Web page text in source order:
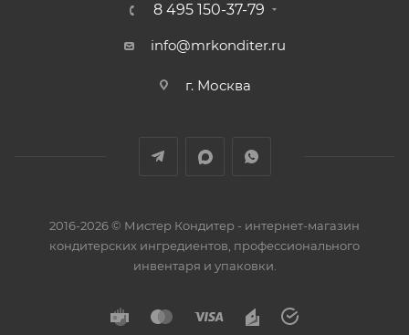
8 495 150-37-79
info@mrkonditer.ru
г. Москва
2016-2026 © Мистер Кондитер - интернет-магазин
кондитерских ингредиентов, профессионального
инвентаря и упаковки.